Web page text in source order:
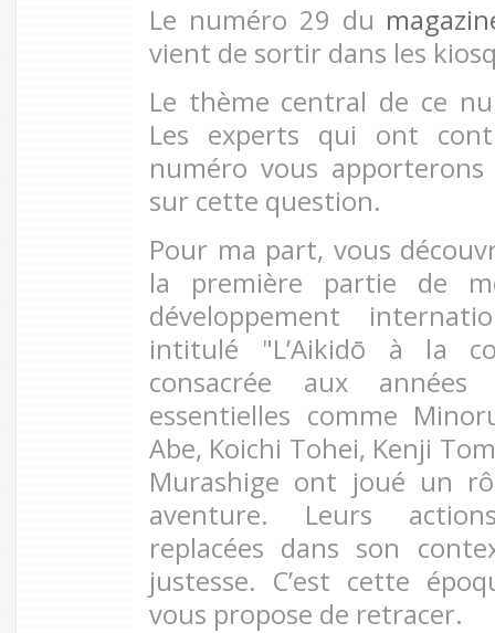
Le numéro 29 du
vient de sortir dans les
Le thème central de ce
Les experts qui ont
numéro vous
sur cette question.
Pour ma part, vous
la première partie de
développement
intitulé "L’Aikidō à la
consacrée aux
essentielles comme
Abe, Koichi Tohei, Kenji
Murashige ont joué un
aventure. Leurs
replacées dans son
justesse. C’est cette
vous propose de retracer.